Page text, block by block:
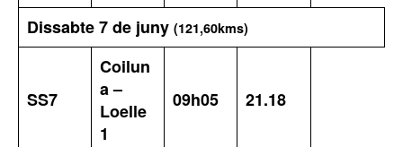
Dissabte 7 de juny (121,60kms)
SS7
Coilun
a –
Loelle
1
09h05 21.18